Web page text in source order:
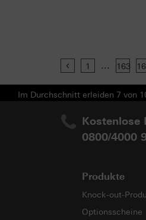
Previous
1 ... 163
Im Durchschnitt erleiden 7 von
Kostenlose
0800/4000
Produkte
Knock-out-
Optionsscheine